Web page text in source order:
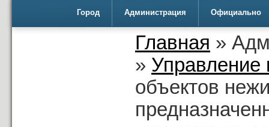
Город Администрация Официально
Главная »
» Управление
объектов